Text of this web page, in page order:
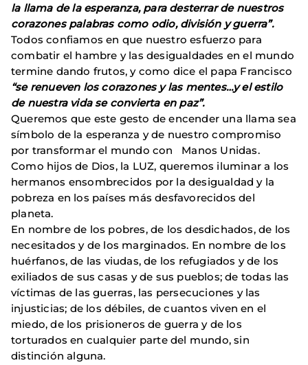
la llama de la esperanza, para desterrar de nuestros
corazones palabras como odio, división y guerra”.
Todos confiamos en que nuestro esfuerzo para
combatir el hambre y las desigualdades en el mundo
termine dando frutos, y como dice el papa Francisco
“se renueven los corazones y las mentes…y el estilo
de nuestra vida se convierta en paz”.
Queremos que este gesto de encender una llama sea
símbolo de la esperanza y de nuestro compromiso
por transformar el mundo con Manos Unidas.
Como hijos de Dios, la LUZ, queremos iluminar a los
hermanos ensombrecidos por la desigualdad y la
pobreza en los países más desfavorecidos del
planeta.
En nombre de los pobres, de los desdichados, de los
necesitados y de los marginados. En nombre de los
huérfanos, de las viudas, de los refugiados y de los
exiliados de sus casas y de sus pueblos; de todas las
víctimas de las guerras, las persecuciones y las
injusticias; de los débiles, de cuantos viven en el
miedo, de los prisioneros de guerra y de los
torturados en cualquier parte del mundo, sin
distinción alguna.